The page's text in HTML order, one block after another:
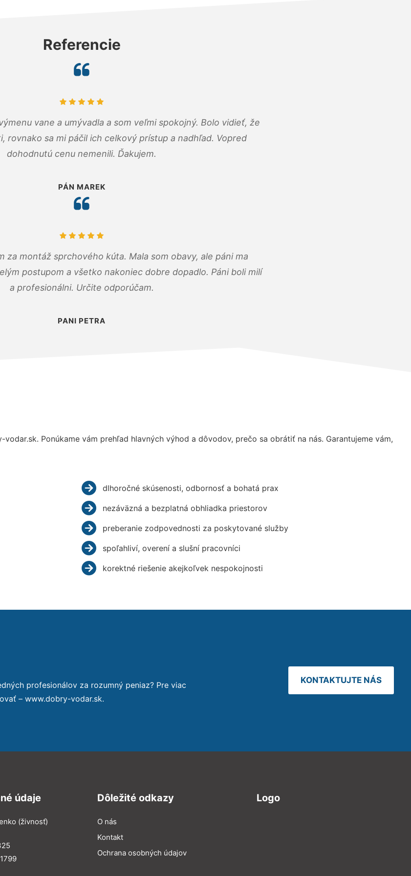
Referencie
vane a umývadla a som veľmi spokojný. Bolo vidieť, že
rovnako sa mi páčil ich celkový prístup a nadhľad. Vopred
dohodnutú cenu nemenili. Ďakujem.
PÁN MAREK
za montáž sprchového kúta. Mala som obavy, ale páni ma
postupom a všetko nakoniec dobre dopadlo. Páni boli milí
a profesionálni. Určite odporúčam.
PANI PETRA
Ponúkame vám prehľad hlavných výhod a dôvodov, prečo sa obrátiť na nás. Garantujeme vám,
dlhoročné skúsenosti, odbornosť a bohatá prax
nezáväzná a bezplatná obhliadka priestorov
preberanie zodpovednosti za poskytované služby
spoľahliví, overení a slušní pracovníci
korektné riešenie akejkoľvek nespokojnosti
profesionálov za rozumný peniaz? Pre viac
– www.dobry-vodar.sk.
KONTAKTUJTE NÁS
údaje
(živnosť)
Dôležité odkazy
O nás
Kontakt
Ochrana osobných údajov
Logo